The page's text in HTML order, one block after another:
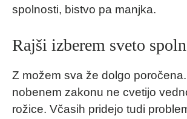
spolnosti, bistvo pa manjka.
Rajši izberem sveto
Z možem sva že dolgo
nobenem zakonu ne cvetijo
rožice. Včasih pridejo tudi